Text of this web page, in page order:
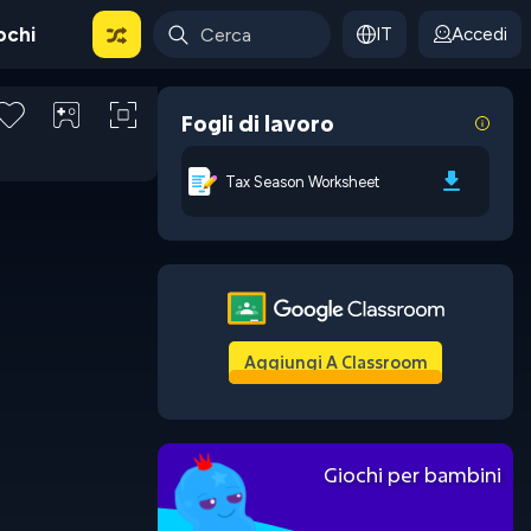
IT Accedi
Fogli di lavoro
Tax Season Worksheet
Aggiungi A Classroom
Giochi per bambini